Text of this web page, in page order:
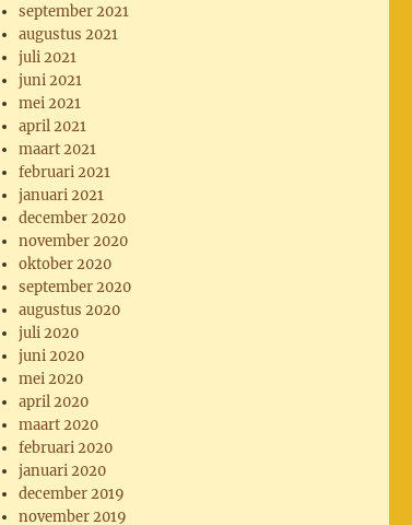
september 2021
augustus 2021
juli 2021
juni 2021
mei 2021
april 2021
maart 2021
februari 2021
januari 2021
december 2020
november 2020
oktober 2020
september 2020
augustus 2020
juli 2020
juni 2020
mei 2020
april 2020
maart 2020
februari 2020
januari 2020
december 2019
november 2019